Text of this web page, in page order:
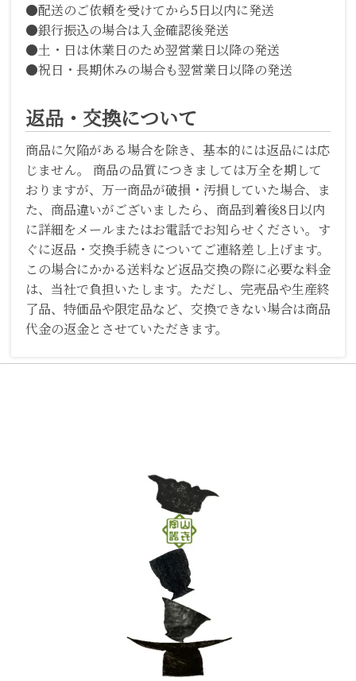
●配送のご依頼を受けてから5日以内に発送
●銀行振込の場合は入金確認後発送
●土・日は休業日のため翌営業日以降の発送
●祝日・長期休みの場合も翌営業日以降の発送
返品・交換について
商品に欠陥がある場合を除き、基本的には返品には応
じません。 商品の品質につきましては万全を期して
おりますが、万一商品が破損・汚損していた場合、ま
た、商品違いがございましたら、商品到着後8日以内
に詳細をメールまたはお電話でお知らせください。す
ぐに返品・交換手続きについてご連絡差し上げます。
この場合にかかる送料など返品交換の際に必要な料金
は、当社で負担いたします。ただし、完売品や生産終
了品、特価品や限定品など、交換できない場合は商品
代金の返金とさせていただきます。